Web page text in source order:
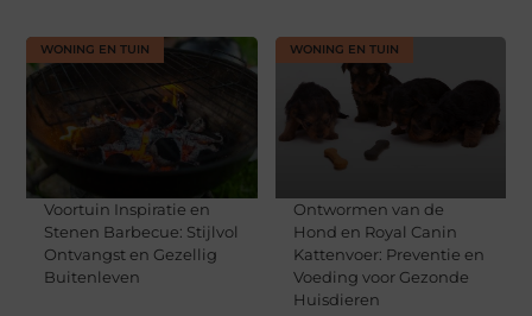
WONING EN TUIN
Voortuin Inspiratie en
Stenen Barbecue: Stijlvol
Ontvangst en Gezellig
Buitenleven
WONING EN TUIN
Ontwormen van de
Hond en Royal Canin
Kattenvoer: Preventie en
Voeding voor Gezonde
Huisdieren